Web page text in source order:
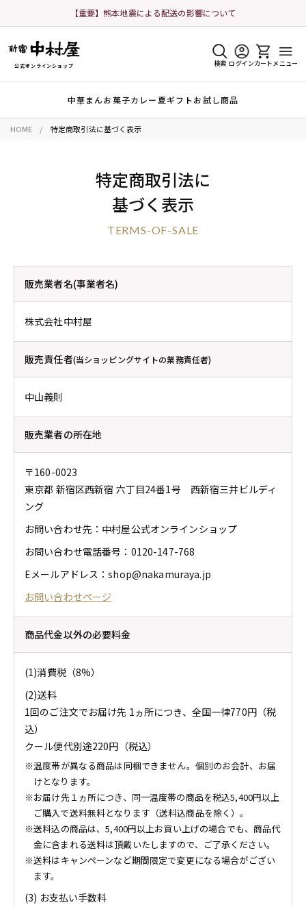
【重要】熊本地震による配送の影響について
公式オンラインショップ 検索 ログインカート メニュー
中華まんお菓子カレー夏ギフトお試し商品
HOME 特定商取引法に基づく表示
特定商取引法に
基づく表示
TERMS-OF-SALE
販売業者名(事業者名)
株式会社中村屋
販売責任者(当ショッピングサイトの業務責任者)
中山義則
販売業者の所在地
〒160-0023
東京都 新宿区西新宿 六丁目24番1号 西新宿三井ビルディ
ング
お問い合わせ先：中村屋公式オンラインショップ
お問い合わせ電話番号：0120-147-768
Eメールアドレス：shop@nakamuraya.jp
お問い合わせページ
商品代金以外の必要料金
(1)消費税（8%）
(2)送料
1回のご注文でお届け先 1ヵ所につき、全国一律770円（税
込）
クール便代別途220円（税込）
温度帯が異なる商品は同梱できません。個別のお会計、お届
けとなります。
お届け先１ヵ所につき、同一温度帯の商品を税込5,400円以上
ご購入で送料無料となります（送料込商品を除く）。
送料込の商品は、5,400円以上お買い上げの場合でも、商品代
金に含まれる送料は頂戴いたしますので、ご了承ください。
送料はキャンペーンなど期間限定で変更になる場合がござい
ます。
(3) お支払い手数料